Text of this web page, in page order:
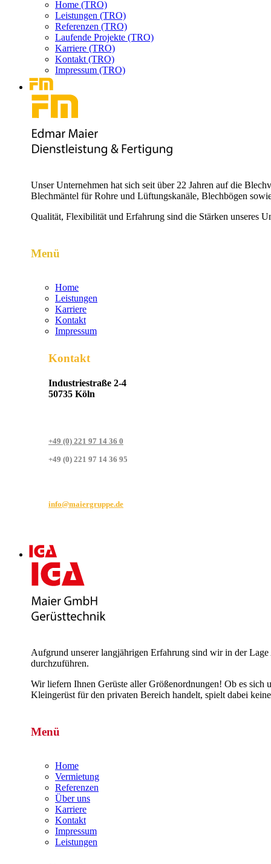
Home (TRO)
Leistungen (TRO)
Referenzen (TRO)
Laufende Projekte (TRO)
Karriere (TRO)
Kontakt (TRO)
Impressum (TRO)
Unser Unternehmen hat sich seit über 22 Jahren auf die
Blechmäntel für Rohre und Lüftungskanäle, Blechbögen
Qualität, Flexibilität und Erfahrung sind die Stärken unseres
Menü
Home
Leistungen
Karriere
Kontakt
Impressum
Kontakt
Industriestraße 2-4
50735 Köln
+49 (0) 221 97 14 36 0
+49 (0) 221 97 14 36 95
info@maiergruppe.de
Aufgrund unserer langjährigen Erfahrung sind wir in der
durchzuführen.
Wir liefern Ihnen Gerüste aller Größenordnungen! Ob es sich
Kleingerüst für den privaten Bereich handelt, spielt dabei
Menü
Home
Vermietung
Referenzen
Über uns
Karriere
Kontakt
Impressum
Leistungen